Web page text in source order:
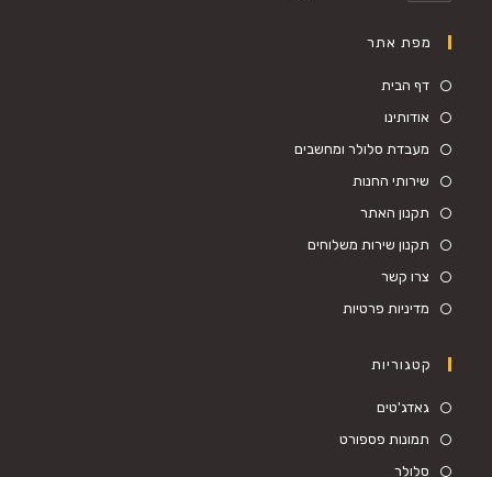
מפת אתר
דף הבית
אודותינו
מעבדת סלולר ומחשבים
שירותי החנות
תקנון האתר
תקנון שירות משלוחים
צרו קשר
מדיניות פרטיות
קטגוריות
גאדג'טים
תמונות פספורט
סלולר